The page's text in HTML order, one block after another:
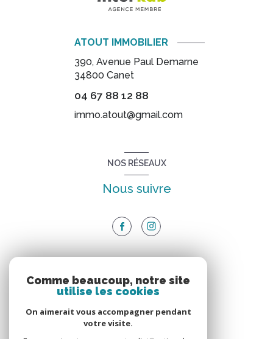
ATOUT IMMOBILIER
390, Avenue Paul Demarne
34800 Canet
04 67 88 12 88
immo.atout@gmail.com
NOS RÉSEAUX
Nous suivre
Nous adhérons
Comme beaucoup, notre site
utilise les cookies
On aimerait vous accompagner pendant
votre visite.